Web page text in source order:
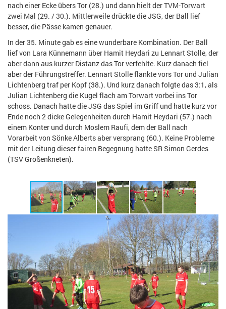
nach einer Ecke übers Tor (28.) und dann hielt der TVM-Torwart
zwei Mal (29. / 30.). Mittlerweile drückte die JSG, der Ball lief
besser, die Pässe kamen genauer.
In der 35. Minute gab es eine wunderbare Kombination. Der Ball
lief von Lara Künnemann über Hamit Heydari zu Lennart Stolle, der
aber dann aus kurzer Distanz das Tor verfehlte. Kurz danach fiel
aber der Führungstreffer. Lennart Stolle flankte vors Tor und Julian
Lichtenberg traf per Kopf (38.). Und kurz danach folgte das 3:1, als
Julian Lichtenberg die Kugel flach am Torwart vorbei ins Tor
schoss. Danach hatte die JSG das Spiel im Griff und hatte kurz vor
Ende noch 2 dicke Gelegenheiten durch Hamit Heydari (57.) nach
einem Konter und durch Moslem Raufi, dem der Ball nach
Vorarbeit von Sönke Albertsaberversprang (60.). Keine Probleme
mit der Leitung dieser fairen Begegnung hatte SR Simon Gerdes
(TSV Großenkneten).